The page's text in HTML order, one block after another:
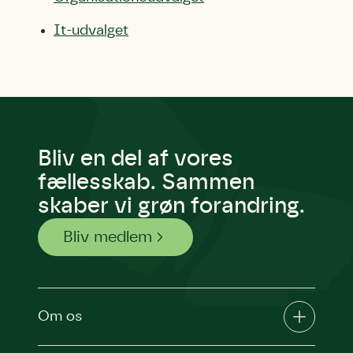
It-udvalget
Bliv en del af vores
fællesskab. Sammen
skaber vi grøn forandring.
Bliv medlem
Om os